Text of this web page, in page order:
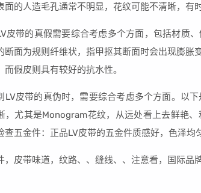
面的人造毛孔通常不明显，花纹可能不清晰，有
皮带的真假需要综合考虑多个方面，包括材质
断面为规则纤维状，指甲抠其断面时会出现膨
而假皮则具有较好的抗水性。
LV皮带的真伪时，需要综合考虑多个方面。以
，尤其是Monogram花纹，从远处看上去鲜艳
查五金件：正品LV皮带的五金件质感好，色泽均
，皮带味道，纹路、、缝线、、注意看，国际